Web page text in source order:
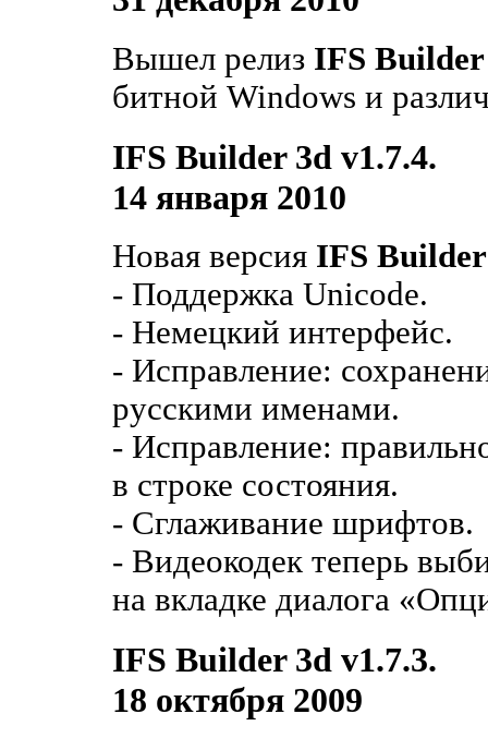
Вышел релиз IFS
битной Windows и
IFS Builder 3d v1.7.4.
14 января 2010
Новая версия IFS
- Поддержка Unicode.
- Немецкий интерфейс.
- Исправление:
русскими именами.
- Исправление:
в строке состояния.
- Cглаживание шрифтов.
- Видеокодек теперь
на вкладке диалога
IFS Builder 3d v1.7.3.
18 октября 2009